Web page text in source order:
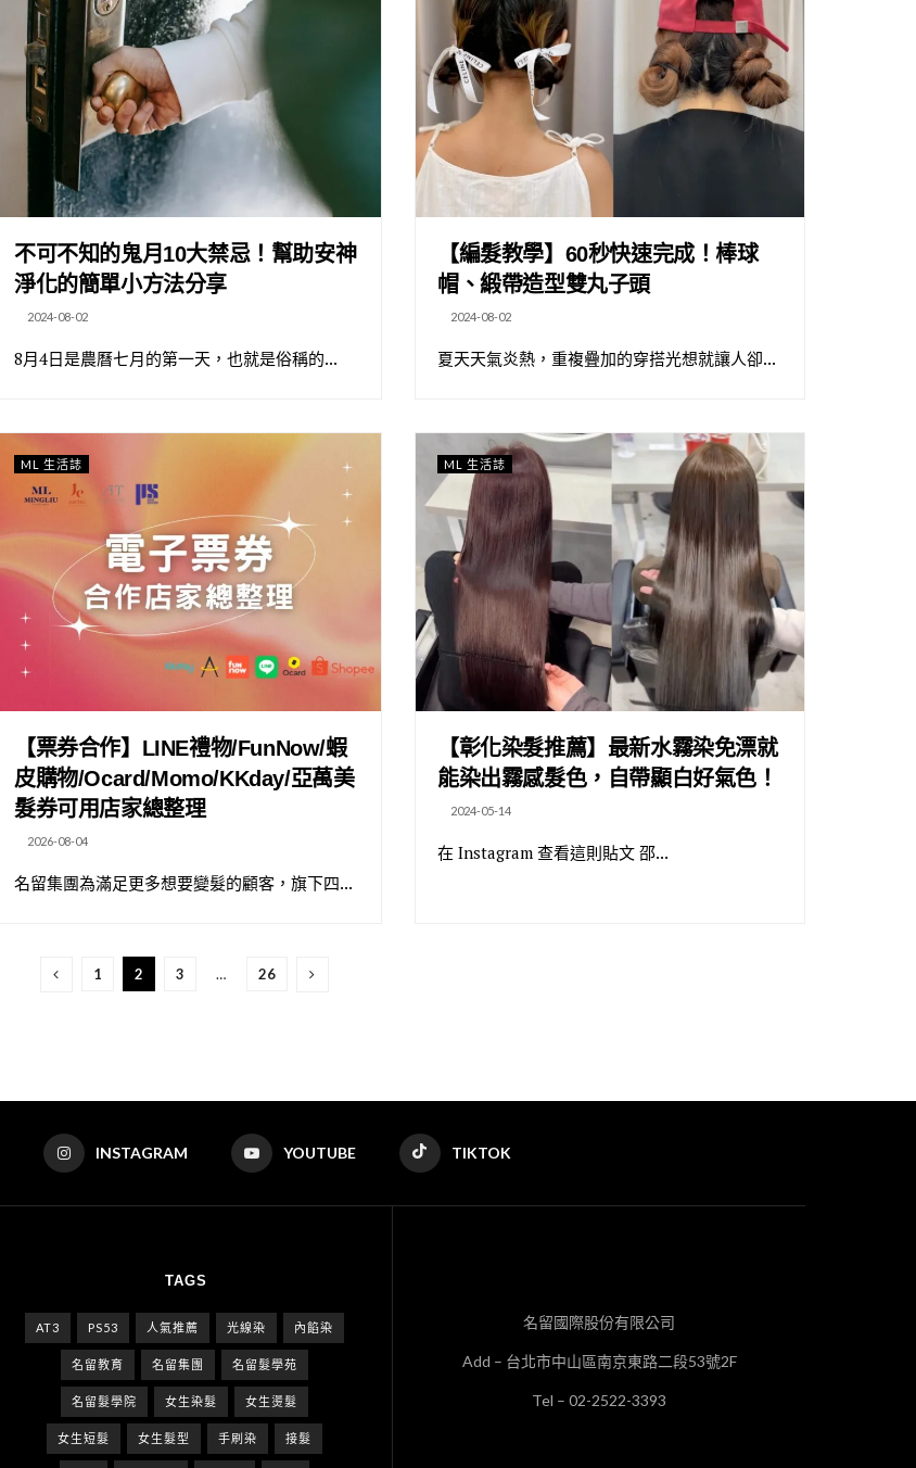
不可不知的鬼月10大禁忌！幫助安神
淨化的簡單小方法分享
2024-08-02
8月4日是農曆七月的第一天，也就是俗稱的...
【編髮教學】60秒快速完成！棒球
帽、緞帶造型雙丸子頭
2024-08-02
夏天天氣炎熱，重複疊加的穿搭光想就讓人卻...
ML 生活誌
【票券合作】LINE禮物/FunNow/蝦
皮購物/Ocard/Momo/KKday/亞萬美
髮券可用店家總整理
2026-08-04
名留集團為滿足更多想要變髮的顧客，旗下四...
ML 生活誌
【彰化染髮推薦】最新水霧染免漂就
能染出霧感髮色，自帶顯白好氣色！
2024-05-14
在 Instagram 查看這則貼文 邵...
1 2 3 … 26
INSTAGRAM YOUTUBE TIKTOK
TAGS
AT3 PS53 人氣推薦 光線染 內餡染
名留教育 名留集團 名留髮學苑
名留髮學院 女生染髮 女生燙髮
女生短髮 女生髮型 手刷染 接髮
名留國際股份有限公司
Add – 台北市中山區南京東路二段53號2F
Tel – 02-2522-3393